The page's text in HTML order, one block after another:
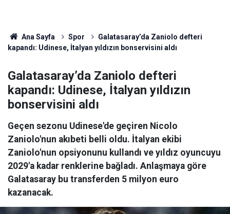
Ana Sayfa Spor
Galatasaray’da Zaniolo defteri
kapandı: Udinese, İtalyan yıldızın bonservisini aldı
Galatasaray’da Zaniolo defteri
kapandı: Udinese, İtalyan yıldızın
bonservisini aldı
Geçen sezonu Udinese'de geçiren Nicolo
Zaniolo'nun akıbeti belli oldu. İtalyan ekibi
Zaniolo'nun opsiyonunu kullandı ve yıldız oyuncuyu
2029'a kadar renklerine bağladı. Anlaşmaya göre
Galatasaray bu transferden 5 milyon euro
kazanacak.